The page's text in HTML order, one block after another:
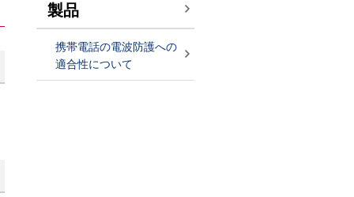
製品
携帯電話の電波防護への
適合性について